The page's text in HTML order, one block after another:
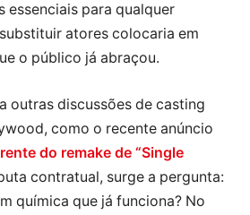
essenciais para qualquer
atores colocaria em
o público já abraçou.
outras discussões de casting
como o recente anúncio
do remake de “Single
contratual, surge a pergunta:
química que já funciona? No